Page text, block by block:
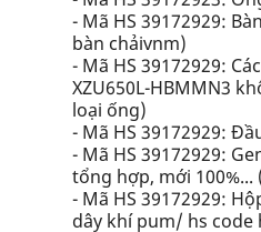
- Mã HS 39172929:
bàn chảivnm)
- Mã HS 39172929:
XZU650L-HBMMN3
loại ống)
- Mã HS 39172929:
- Mã HS 39172929:
tổng hợp, mới
- Mã HS 39172929:
dây khí pum/ hs code